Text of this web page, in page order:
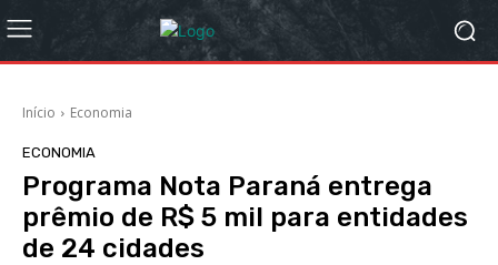
Início Economia
ECONOMIA
Programa Nota Paraná entrega
prêmio de R$ 5 mil para entidades
de 24 cidades